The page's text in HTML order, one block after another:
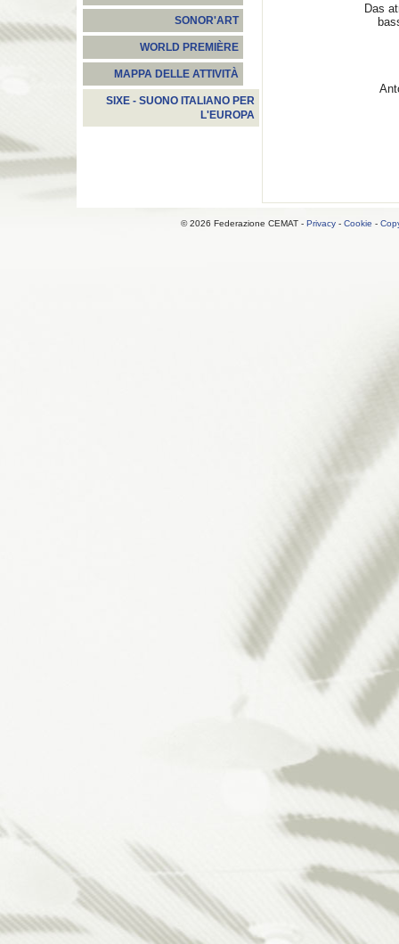
SONOR'ART
WORLD PREMIÈRE
MAPPA DELLE ATTIVITÀ
SIXE - SUONO ITALIANO PER
L'EUROPA
Das
© 2026 Federazione CEMAT - Privacy - Cookie -